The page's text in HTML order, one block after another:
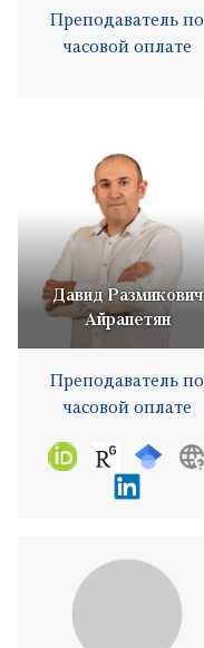
Преподаватель по
часовой оплате
Давид Размикович
Айрапетян
Преподаватель по
часовой оплате